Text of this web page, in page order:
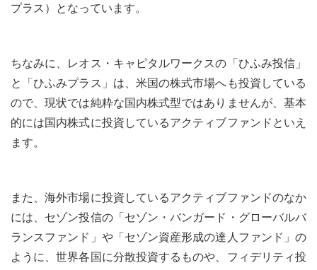
プラス）となっています。
ちなみに、レオス・キャピタルワークスの「ひふみ投信」
と「ひふみプラス」は、米国の株式市場へも投資している
ので、現状では純粋な国内株式型ではありませんが、基本
的には国内株式に投資しているアクティブファンドといえ
ます。
また、海外市場に投資しているアクティブファンドのなか
には、セゾン投信の「セゾン・バンガード・グローバルバ
ランスファンド」や「セゾン資産形成の達人ファンド」の
ように、世界各国に分散投資するものや、フィデリティ投